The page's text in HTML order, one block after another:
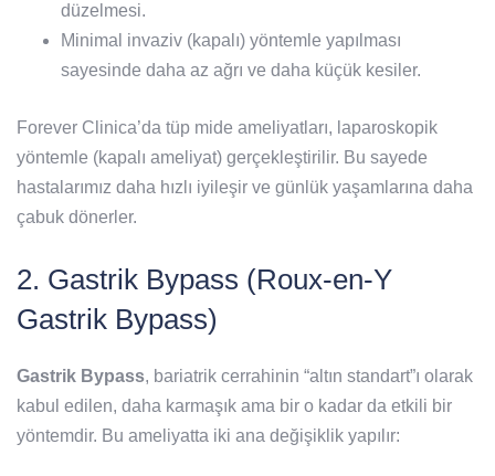
düzelmesi.
Minimal invaziv (kapalı) yöntemle yapılması
sayesinde daha az ağrı ve daha küçük kesiler.
Forever Clinica’da tüp mide ameliyatları, laparoskopik
yöntemle (kapalı ameliyat) gerçekleştirilir. Bu sayede
hastalarımız daha hızlı iyileşir ve günlük yaşamlarına daha
çabuk dönerler.
2. Gastrik Bypass (Roux-en-Y
Gastrik Bypass)
Gastrik Bypass, bariatrik cerrahinin “altın standart”ı olarak
kabul edilen, daha karmaşık ama bir o kadar da etkili bir
yöntemdir. Bu ameliyatta iki ana değişiklik yapılır: